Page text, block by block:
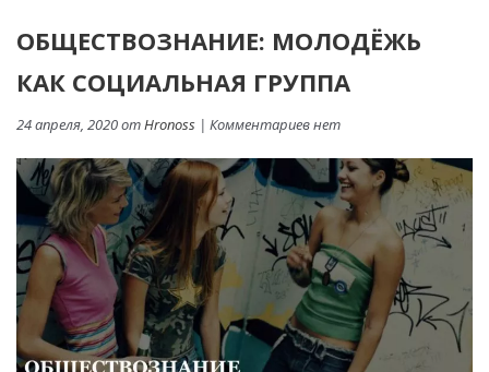
ОБЩЕСТВОЗНАНИЕ: МОЛОДЁЖЬ
КАК СОЦИАЛЬНАЯ ГРУППА
24 апреля, 2020 отHronoss | Комментариев нет